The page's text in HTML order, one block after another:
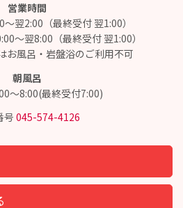
営業時間
翌2:00（最終受付 翌1:00）
～翌8:00（最終受付 翌1:00）
お風呂・岩盤浴のご利用不可
朝風呂
～8:00(最終受付7:00)
号 045-574-4126